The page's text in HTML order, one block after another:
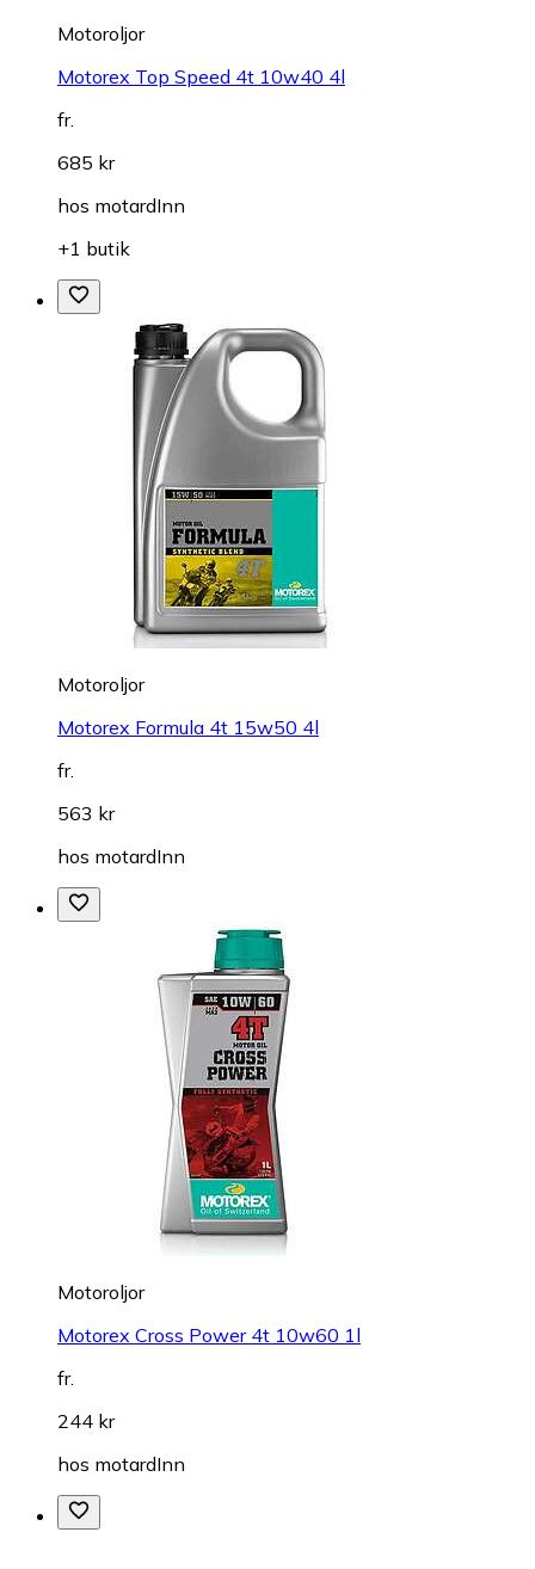
Motoroljor
Motorex Top Speed 4t 10w40 4l
fr.
685 kr
hos motardInn
+1 butik
Motoroljor
Motorex Formula 4t 15w50 4l
fr.
563 kr
hos motardInn
Motoroljor
Motorex Cross Power 4t 10w60 1l
fr.
244 kr
hos motardInn